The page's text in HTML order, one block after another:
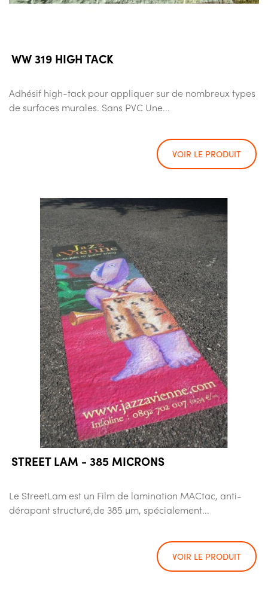
WW 319 HIGH TACK
Adhésif high-tack pour appliquer sur de nombreux types
de surfaces murales. Sans PVC Une...
VOIR LE PRODUIT
STREET LAM - 385 MICRONS
Le StreetLam est un Film de lamination MACtac, anti-
dérapant structuré,de 385 µm, spécialement...
VOIR LE PRODUIT